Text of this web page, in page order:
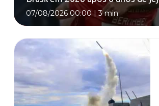
07/08/2026 00:00 |3 min